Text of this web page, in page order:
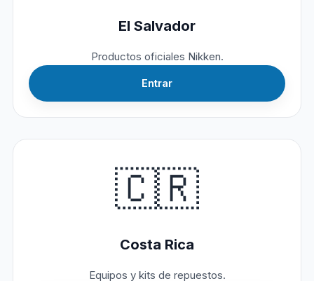
El Salvador
Productos oficiales Nikken.
Entrar
🇨🇷
Costa Rica
Equipos y kits de repuestos.